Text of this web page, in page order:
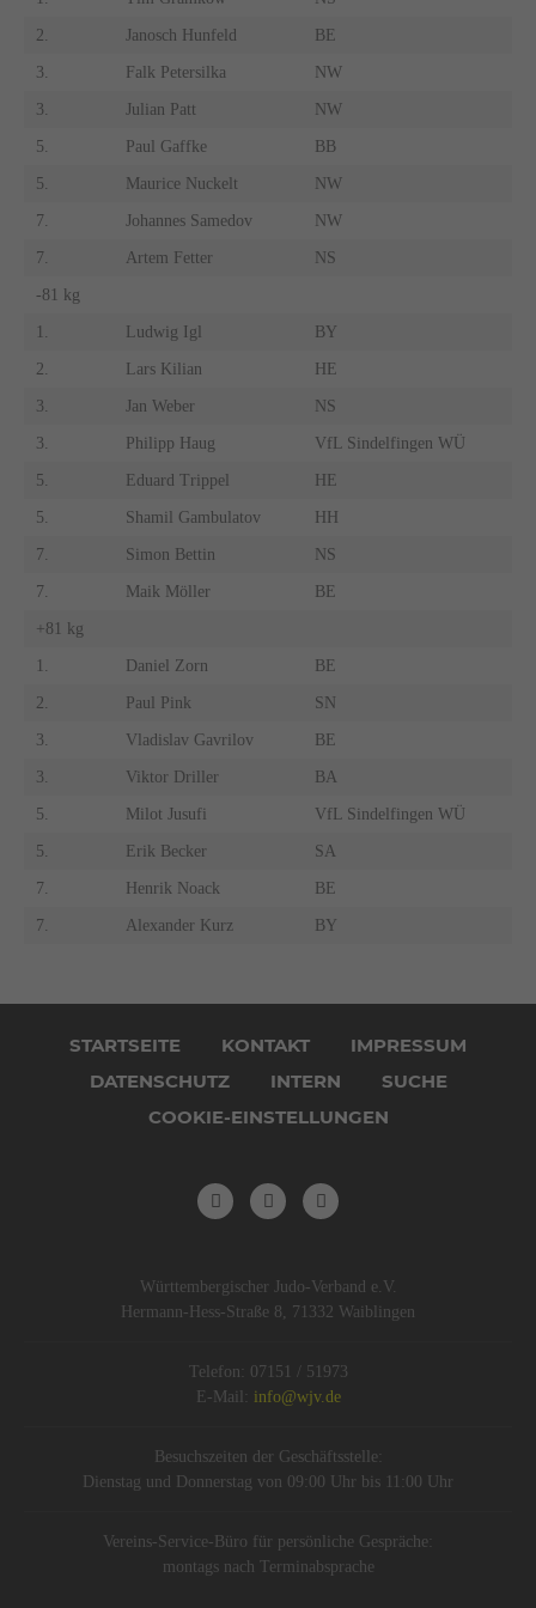
2. Janosch Hunfeld BE
3. Falk Petersilka NW
3. Julian Patt NW
5. Paul Gaffke BB
5. Maurice Nuckelt NW
7. Johannes Samedov NW
7. Artem Fetter NS
-81 kg
1. Ludwig Igl BY
2. Lars Kilian HE
3. Jan Weber NS
3. Philipp Haug VfL Sindelfingen WÜ
5. Eduard Trippel HE
5. Shamil Gambulatov HH
7. Simon Bettin NS
7. Maik Möller BE
+81 kg
1. Daniel Zorn BE
2. Paul Pink SN
3. Vladislav Gavrilov BE
3. Viktor Driller BA
5. Milot Jusufi VfL Sindelfingen WÜ
5. Erik Becker SA
7. Henrik Noack BE
7. Alexander Kurz BY
überspringenSTARTSEITE KONTAKT
IMPRESSUM
DATENSCHUTZ
INTERN
SUCHE
COOKIE-EINSTELLUNGEN
Württembergischer Judo-Verband e.V.
Hermann-Hess-Straße 8, 71332 Waiblingen
Telefon: 07151 / 51973
E-Mail: info@wjv.de
Besuchszeiten der Geschäftsstelle:
Dienstag und Donnerstag von 09:00 Uhr bis 11:00 Uhr
Vereins-Service-Büro für persönliche Gespräche:
montags nach Terminabsprache